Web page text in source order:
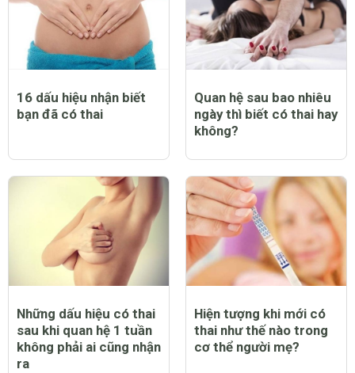
16 dấu hiệu nhận biết
bạn đã có thai
Quan hệ sau bao nhiêu
ngày thì biết có thai hay
không?
Những dấu hiệu có thai
sau khi quan hệ 1 tuần
không phải ai cũng nhận
ra
Hiện tượng khi mới có
thai như thế nào trong
cơ thể người mẹ?